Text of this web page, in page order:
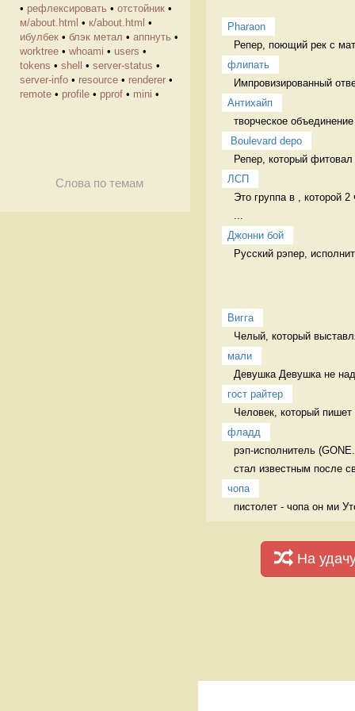
• рефлексировать • отстойник •
м/about.html • к/about.html •
ибулбек • блэк метал • аппнуть •
worktree • whoami • users •
tokens • shell • server-status •
server-info • resource • renderer •
remote • profile • pprof • mini •
Слова по темам
Pharaon
Репер, поющий рек с
флипать
Импровизированный
Антихайп
творческое
Boulevard depo
Репер, который
ЛСП
Это группа в , которой
Джонни бой
Русский рэпер,
Вигга
Челый, который
мали
Девушка Девушка не
гост райтер
Человек, который
фладд
рэп-исполнитель
стал известным после
чопа
пистолет - чопа он ми
На